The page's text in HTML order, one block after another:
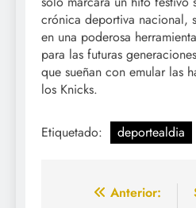
crónica deportiva nacional,
en una poderosa
para las futuras
que sueñan con emular las
los Knicks.
Etiquetado: deportealdia
Navegación
Anterior: